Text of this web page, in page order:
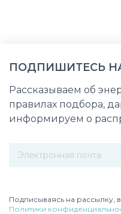
ПОДПИШИТЕСЬ
Рассказываем об
правилах подбора,
информируем о
Подписываясь на рассылку,
Политики